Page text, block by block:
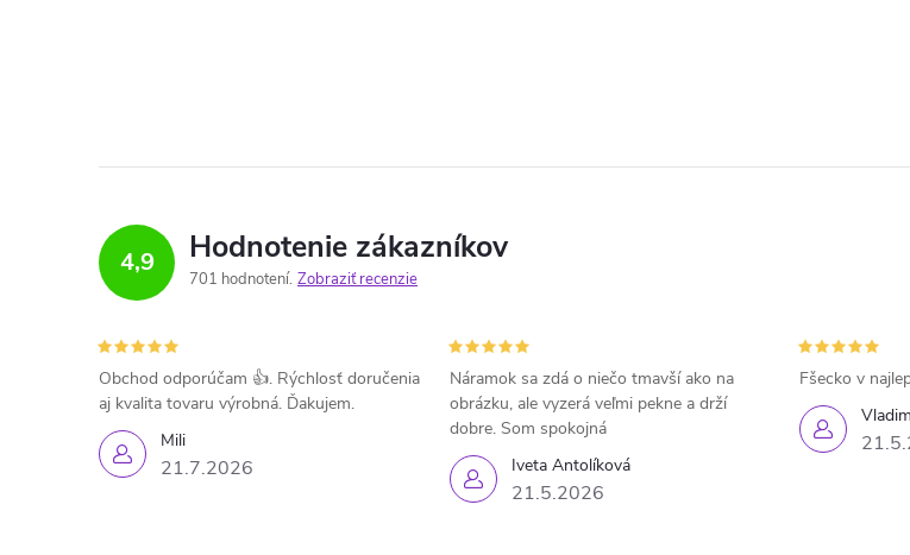
4,9 Hodnotenie zákazníkov
701 hodnotení Zobraziť recenzie
Mili
21.7.2026
Obchod odporúčam 👍. Rýchlosť doručenia
aj kvalita tovaru výrobná. Ďakujem.
Iveta Antolíková
21.5.2026
Náramok sa zdá o niečo tmavší ako na
obrázku, ale vyzerá veľmi pekne a drží
dobre. Som spokojná
Fšecko v